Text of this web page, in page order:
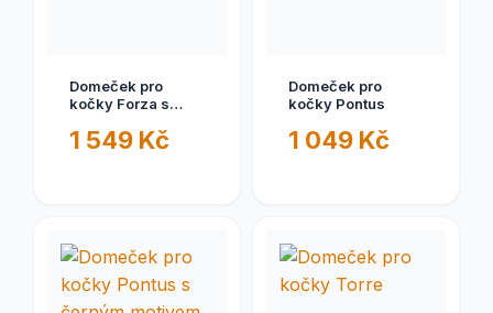
Domeček pro
kočky Forza s
myšky
1 549 Kč
Domeček pro
kočky Pontus
1 049 Kč